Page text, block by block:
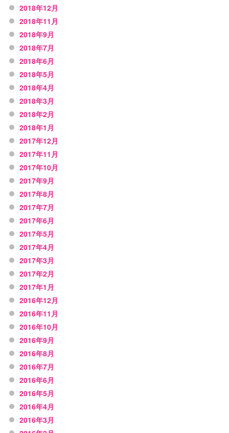
2018年12月
2018年11月
2018年9月
2018年7月
2018年6月
2018年5月
2018年4月
2018年3月
2018年2月
2018年1月
2017年12月
2017年11月
2017年10月
2017年9月
2017年8月
2017年7月
2017年6月
2017年5月
2017年4月
2017年3月
2017年2月
2017年1月
2016年12月
2016年11月
2016年10月
2016年9月
2016年8月
2016年7月
2016年6月
2016年5月
2016年4月
2016年3月